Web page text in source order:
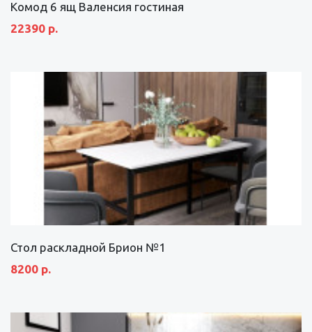
Комод 6 ящ Валенсия гостиная
22390 р.
Стол раскладной Брион №1
8200 р.